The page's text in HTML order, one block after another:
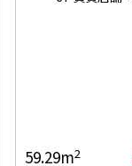
59.29m2